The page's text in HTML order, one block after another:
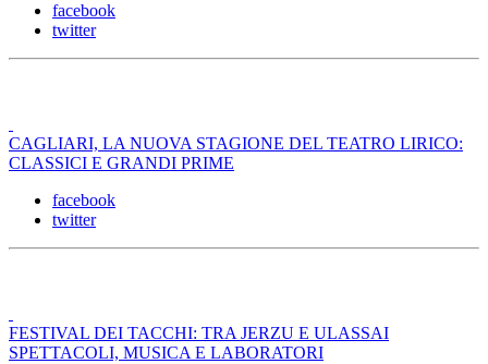
facebook
twitter
CAGLIARI, LA NUOVA STAGIONE DEL TEATRO LIRICO:
CLASSICI E GRANDI PRIME
facebook
twitter
FESTIVAL DEI TACCHI: TRA JERZU E ULASSAI
SPETTACOLI, MUSICA E LABORATORI